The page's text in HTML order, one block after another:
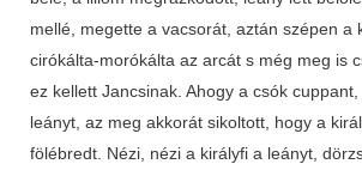
mellé, megette a vacsorát, aztán szépen a
cirókálta-morókálta az arcát s még meg is
ez kellett Jancsinak. Ahogy a csók
leányt, az meg akkorát sikoltott, hogy a
fölébredt. Nézi, nézi a királyfi a leányt,